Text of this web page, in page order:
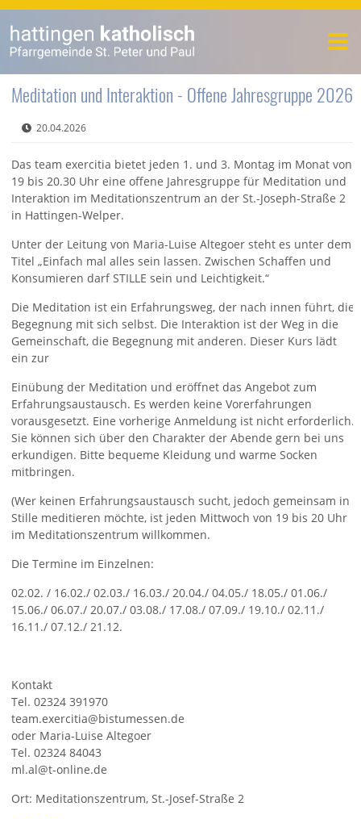
Meditation und Interaktion - Offene Jahresgruppe 2026
20.04.2026
Das team exercitia bietet jeden 1. und 3. Montag im Monat von
19 bis 20.30 Uhr eine offene Jahresgruppe für Meditation und
Interaktion im Meditationszentrum an der St.-Joseph-Straße 2
in Hattingen-Welper.
Unter der Leitung von Maria-Luise Altegoer steht es unter dem
Titel „Einfach mal alles sein lassen. Zwischen Schaffen und
Konsumieren darf STILLE sein und Leichtigkeit.“
Die Meditation ist ein Erfahrungsweg, der nach innen führt, die
Begegnung mit sich selbst. Die Interaktion ist der Weg in die
Gemeinschaft, die Begegnung mit anderen. Dieser Kurs lädt
ein zur
Einübung der Meditation und eröffnet das Angebot zum
Erfahrungsaustausch. Es werden keine Vorerfahrungen
vorausgesetzt. Eine vorherige Anmeldung ist nicht erforderlich.
Sie können sich über den Charakter der Abende gern bei uns
erkundigen. Bitte bequeme Kleidung und warme Socken
mitbringen.
(Wer keinen Erfahrungsaustausch sucht, jedoch gemeinsam in
Stille meditieren möchte, ist jeden Mittwoch von 19 bis 20 Uhr
im Meditationszentrum willkommen.
Die Termine im Einzelnen:
02.02. / 16.02./ 02.03./ 16.03./ 20.04./ 04.05./ 18.05./ 01.06./
15.06./ 06.07./ 20.07./ 03.08./ 17.08./ 07.09./ 19.10./ 02.11./
16.11./ 07.12./ 21.12.
Kontakt
Tel. 02324 391970
team.exercitia@bistumessen.de
oder Maria-Luise Altegoer
Tel. 02324 84043
ml.al@t-online.de
Ort: Meditationszentrum, St.-Josef-Straße 2